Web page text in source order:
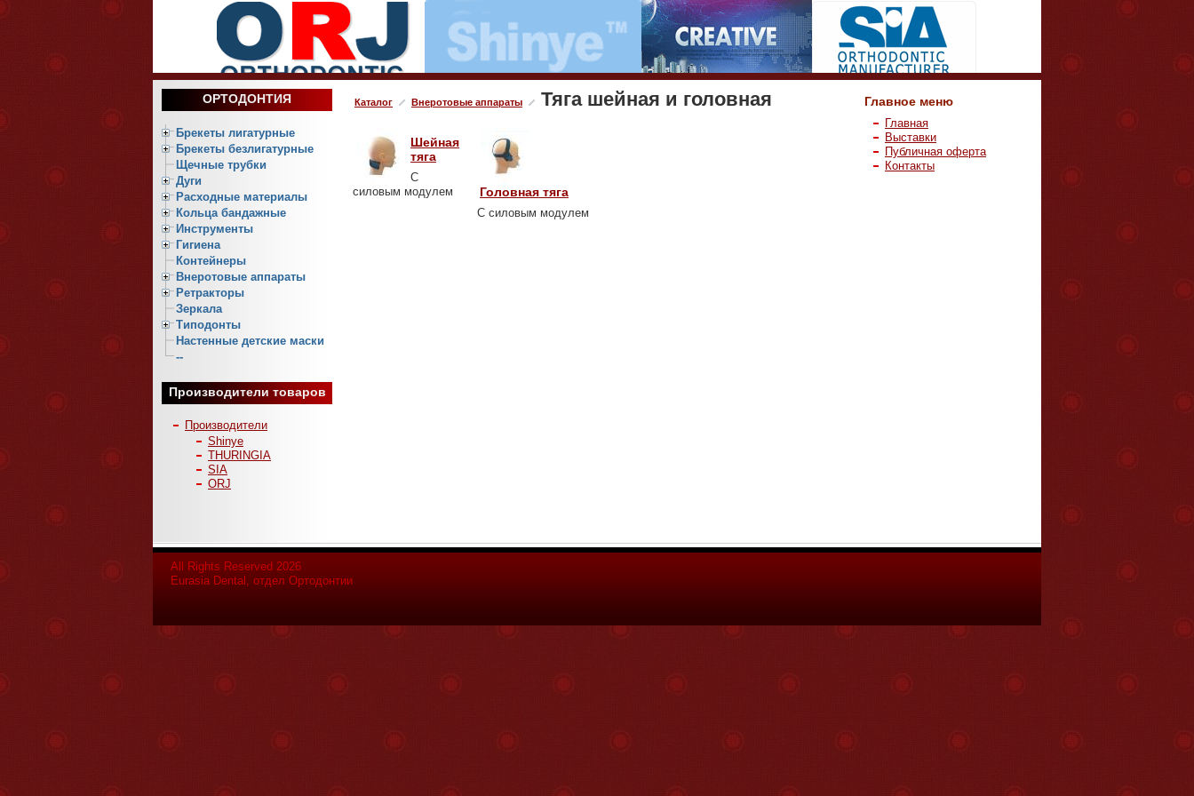
ОРТОДОНТИЯ
Брекеты лигатурные
Брекеты безлигатурные
Щечные трубки
Дуги
Расходные материалы
Кольца бандажные
Инструменты
Гигиена
Контейнеры
Внеротовые аппараты
Ретракторы
Зеркала
Типодонты
Настенные детские маски
--
Производители товаров
Производители
Shinye
THURINGIA
SIA
ORJ
Главное меню
Главная
Выставки
Публичная оферта
Контакты
Каталог Внеротовые аппараты Тяга шейная и головная
Шейная
тяга
С
силовым модулем
Головная тяга
С силовым модулем
All Rights Reserved 2026
Eurasia Dental, отдел Ортодонтии